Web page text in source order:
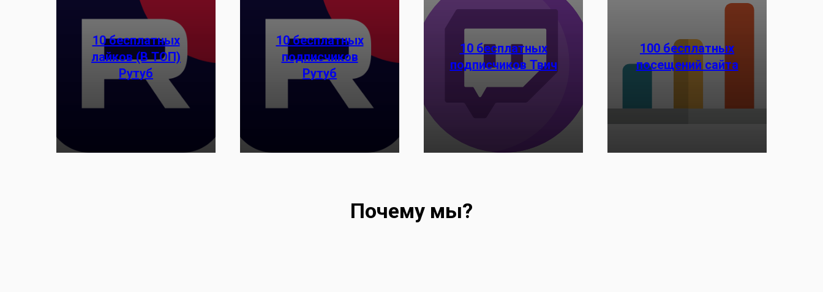
10 бесплатных
лайков (В ТОП)
Рутуб
Заказать
10 бесплатных
подписчиков
Рутуб
Заказать
10 бесплатных
подписчиков Твич
100 бесплатных
посещений сайта
Почему мы?